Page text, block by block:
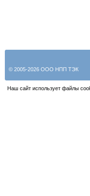
© 2005-2026 ООО НПП ТЭК
Наш сайт использует файлы